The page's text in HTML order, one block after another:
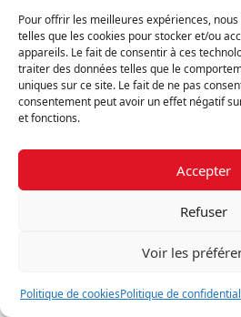
Pour offrir les meilleures expériences,
telles que les cookies pour stocker et/ou
appareils. Le fait de consentir à ces
traiter des données telles que le
uniques sur ce site. Le fait de ne pas
consentement peut avoir un effet négatif
et fonctions.
Accepter
Refuser
Voir les
Politique de cookiesPolitique de
Tarif S1 :51,50€
Tarif S2 :51,50€
Majoration spécifique de nuit
de consultation au cabinet.
majoration de déplacement
justifiée de dimanche et
NGAP) - Critère d'urgence